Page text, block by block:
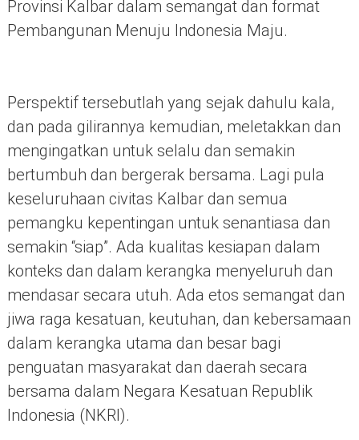
Provinsi Kalbar dalam semangat dan format
Pembangunan Menuju Indonesia Maju.
Perspektif tersebutlah yang sejak dahulu kala,
dan pada gilirannya kemudian, meletakkan dan
mengingatkan untuk selalu dan semakin
bertumbuh dan bergerak bersama. Lagi pula
keseluruhaan civitas Kalbar dan semua
pemangku kepentingan untuk senantiasa dan
semakin “siap”. Ada kualitas kesiapan dalam
konteks dan dalam kerangka menyeluruh dan
mendasar secara utuh. Ada etos semangat dan
jiwa raga kesatuan, keutuhan, dan kebersamaan
dalam kerangka utama dan besar bagi
penguatan masyarakat dan daerah secara
bersama dalam Negara Kesatuan Republik
Indonesia (NKRI).